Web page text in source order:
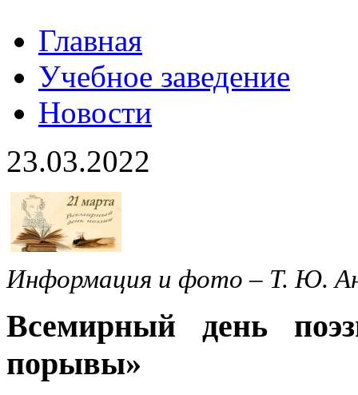
Главная
Учебное заведение
Новости
23.03.2022
Информация и фото – Т. Ю.
Всемирный день
порывы»